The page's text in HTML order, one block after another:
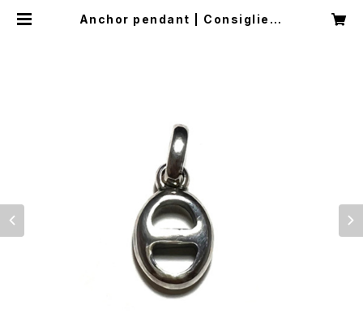
Anchor pendant | Consigliere